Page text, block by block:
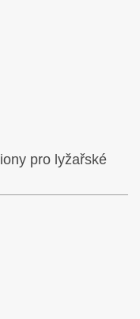
pro lyžařské